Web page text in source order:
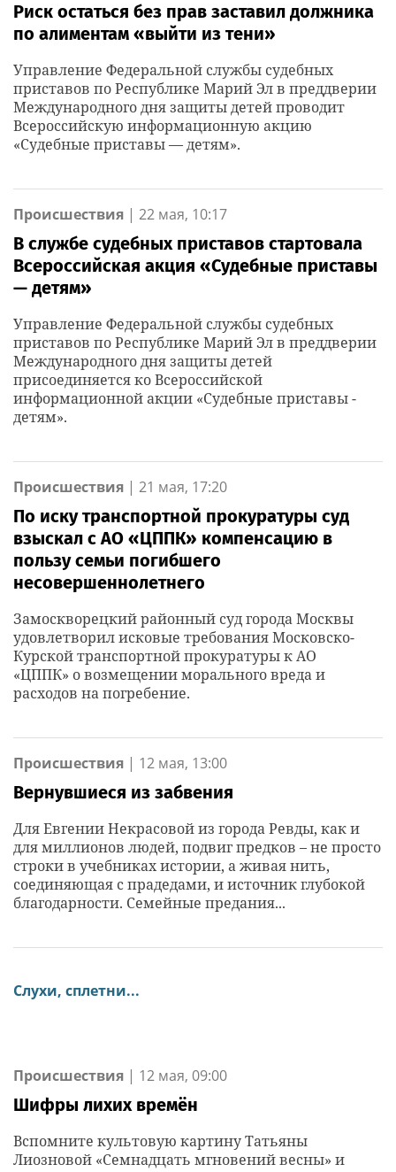
Риск остаться без прав заставил должника
по алиментам «выйти из тени»
Управление Федеральной службы судебных
приставов по Республике Марий Эл в преддверии
Международного дня защиты детей проводит
Всероссийскую информационную акцию
«Судебные приставы — детям».
Происшествия | 22 мая, 10:17
В службе судебных приставов стартовала
Всероссийская акция «Судебные приставы
— детям»
Управление Федеральной службы судебных
приставов по Республике Марий Эл в преддверии
Международного дня защиты детей
присоединяется ко Всероссийской
информационной акции «Судебные приставы -
детям».
Происшествия | 21 мая, 17:20
По иску транспортной прокуратуры суд
взыскал с АО «ЦППК» компенсацию в
пользу семьи погибшего
несовершеннолетнего
Замоскворецкий районный суд города Москвы
удовлетворил исковые требования Московско-
Курской транспортной прокуратуры к АО
«ЦППК» о возмещении морального вреда и
расходов на погребение.
Происшествия | 12 мая, 13:00
Вернувшиеся из забвения
Для Евгении Некрасовой из города Ревды, как и
для миллионов людей, подвиг предков – не просто
строки в учебниках истории, а живая нить,
соединяющая с прадедами, и источник глубокой
благодарности. Семейные предания...
Происшествия | 12 мая, 09:00
Шифры лихих времён
Вспомните культовую картину Татьяны
Лиозновой «Семнадцать мгновений весны» и
Слухи, сплетни...